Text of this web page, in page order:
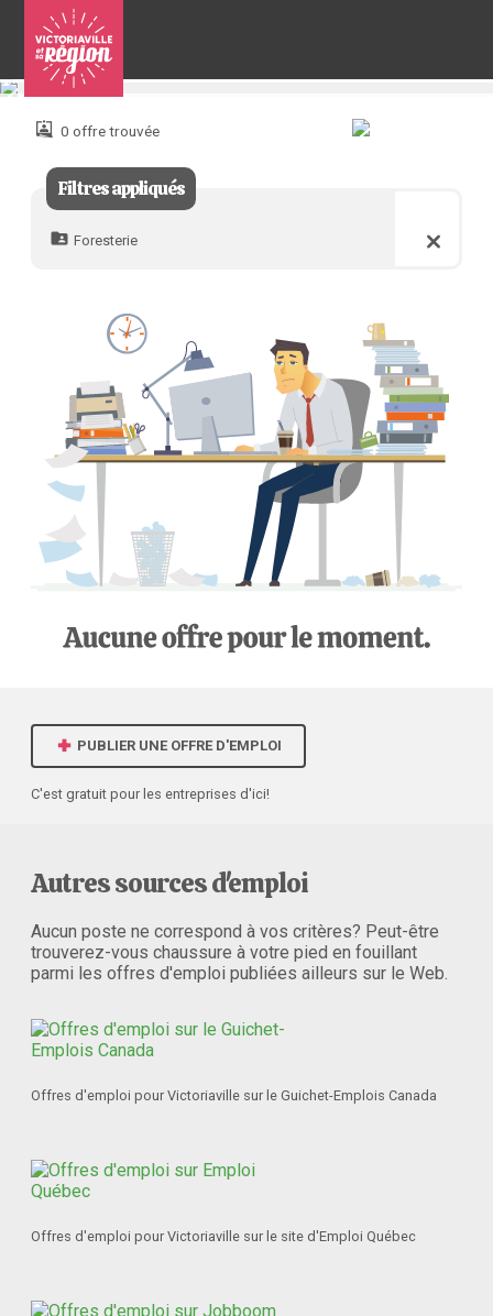
Pour
joindre 0 offre trouvée
Filtres appliqués
Foresterie
PUBLIER UNE OFFRE D'EMPLOI
C'est gratuit pour les entreprises d'ici!
Autres sources d'emploi
Aucun poste ne correspond à vos critères? Peut-être
trouverez-vous chaussure à votre pied en fouillant
parmi les offres d'emploi publiées ailleurs sur le Web.
Offres d'emploi pour Victoriaville sur le Guichet-Emplois Canada
Offres d'emploi pour Victoriaville sur le site d'Emploi Québec